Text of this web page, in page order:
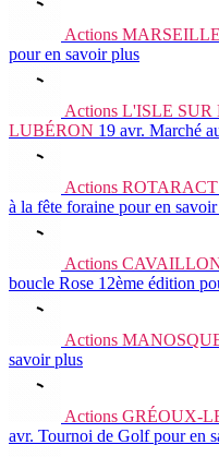
Actions
pour en savoir plus
Actions L'ISLE SUR
LUBÉRON 19 avr. Marché
Actions
à la fête foraine pour en
Actions
boucle Rose 12ème édition
Actions
savoir plus
Actions GRÉOUX-
avr. Tournoi de Golf pour en